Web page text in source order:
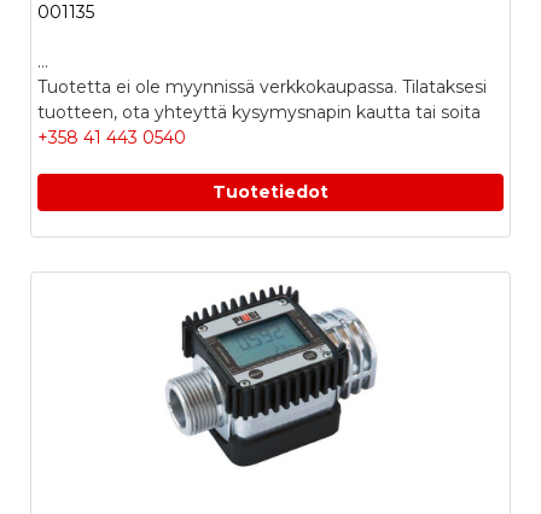
001135
...
Tuotetta ei ole myynnissä verkkokaupassa. Tilataksesi
tuotteen, ota yhteyttä kysymysnapin kautta tai soita
+358 41 443 0540
Tuotetiedot